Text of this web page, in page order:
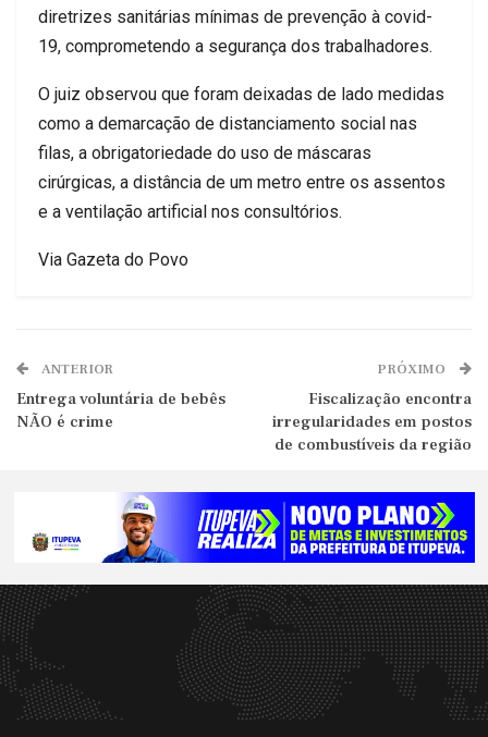
diretrizes sanitárias mínimas de prevenção à covid-
19, comprometendo a segurança dos trabalhadores.
O juiz observou que foram deixadas de lado medidas
como a demarcação de distanciamento social nas
filas, a obrigatoriedade do uso de máscaras
cirúrgicas, a distância de um metro entre os assentos
e a ventilação artificial nos consultórios.
Via Gazeta do Povo
ANTERIOR
Entrega voluntária de bebês
NÃO é crime
PRÓXIMO
Fiscalização encontra
irregularidades em postos
de combustíveis da região